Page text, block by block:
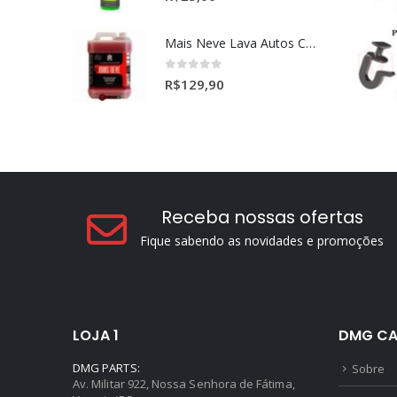
Mais Neve Lava Autos Concentrado 1:400 X-SHINE 5Litros
out of 5
R$129,90
Receba nossas ofertas
Fique sabendo as novidades e promoções
LOJA 1
DMG PARTS:
Av. Militar 922, Nossa Senhora de Fátima,
DMG
Sobre